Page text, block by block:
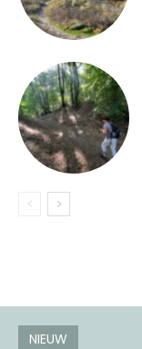
NIEUW